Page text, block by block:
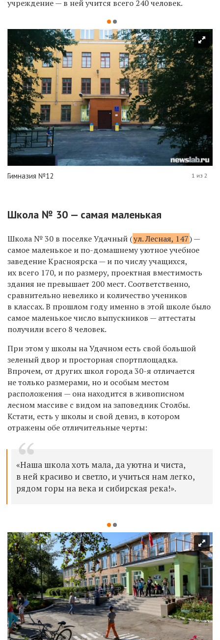
учреждение — в ней учится всего 240 человек.
Гимназия №12 1 из 2
Школа № 30 — самая маленькая
Школа № 30 в поселке Удачный (ул. Лесная, 147) —
самое маленькое и по-домашнему уютное учебное
заведение Красноярска — и по числу учащихся,
их всего 170, и по размеру, проектная вместимость
здания не превышает 200 мест. Соответственно,
сравнительно невелико и количество учеников
в классах. В прошлом году именно в этой школе было
самое маленькое число выпускников — аттестаты
получили всего 8 человек.
При этом у школы на Удачном есть свой большой
зеленый двор и просторная спортплощадка.
Впрочем, от других школ города 30-я отличается
не только размерами, но и особым местом
расположения — она находится в живописном
лесном массиве с видом на заповедник Столбы.
Кстати, есть у школы и свой девиз, в котором
отражены обе отличительные черты:
«Наша школа хоть мала, да уютна и чиста,
в ней красиво и светло, и учиться нам легко,
рядом горы на века и сибирская река!».